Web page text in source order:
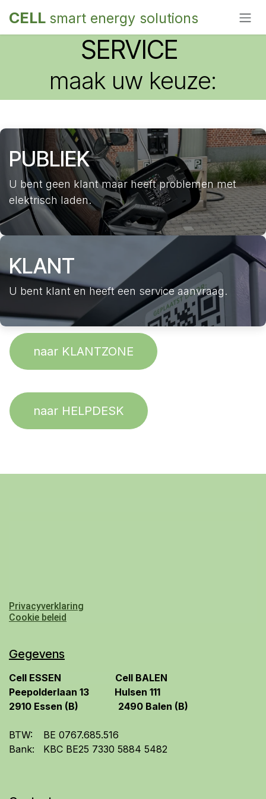
CELL smart energy solutions
SERVICE
maak uw keuze:
PUBLIEK
U bent geen klant maar heeft problemen met
elektrisch laden.
KLANT
U bent klant en heeft een service aanvraag.
naar KLANTZONE
naar HELPDESK
Privacyverklaring
Cookie beleid
Gegevens
​Cell ESSEN
​Cell BALEN
​Peepolderlaan 13
Hulsen 111
2910 Essen (B)
2490 Balen (B)
BTW:
​BE 0767.685.516
Bank:
​KBC BE25 7330 5884 5482